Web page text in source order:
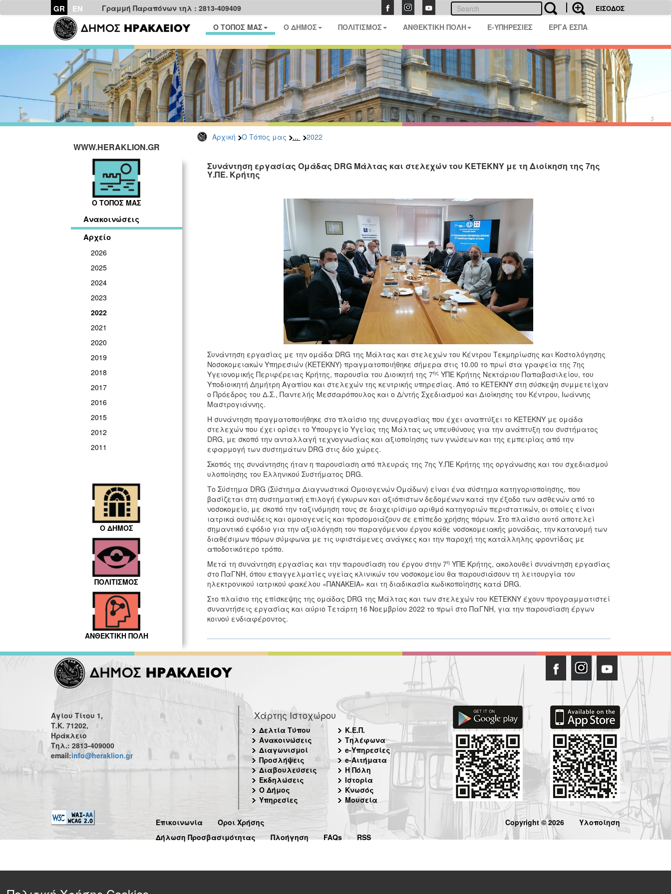
GR EN Γραμμή Παραπόνων τηλ : 2813-409409 ΕΙΣΟΔΟΣ
Ο ΤΟΠΟΣ ΜΑΣ Ο ΔΗΜΟΣ ΠΟΛΙΤΙΣΜΟΣ ΑΝΘΕΚΤΙΚΗ ΠΟΛΗ E-ΥΠΗΡΕΣΙΕΣ ΕΡΓΑ ΕΣΠΑ
Αρχική Ο Τόπος μας ... 2022
WWW.HERAKLION.GR
Ο ΤΟΠΟΣ ΜΑΣ
Ανακοινώσεις
Αρχείο
2026
2025
2024
2023
2022
2021
2020
2019
2018
2017
2016
2015
2012
2011
Ο ΔΗΜΟΣ
ΠΟΛΙΤΙΣΜΟΣ
ΑΝΘΕΚΤΙΚΗ ΠΟΛΗ
Συνάντηση εργασίας Ομάδας DRG Μάλτας και στελεχών του ΚΕΤΕΚΝΥ με τη Διοίκηση της 7ης
Υ.ΠΕ. Κρήτης
Συνάντηση εργασίας με την ομάδα DRG της Μάλτας και στελεχών του Κέντρου Τεκμηρίωσης και Κοστολόγησης
Νοσοκομειακών Υπηρεσιών (ΚΕΤΕΚΝΥ) πραγματοποιήθηκε σήμερα στις 10.00 το πρωί στα γραφεία της 7ης
Υγειονομικής Περιφέρειας Κρήτης, παρουσία του Διοικητή της 7ης ΥΠΕ Κρήτης Νεκτάριου Παπαβασιλείου, του
Υποδιοικητή Δημήτρη Αγαπίου και στελεχών της κεντρικής υπηρεσίας. Από το ΚΕΤΕΚΝΥ στη σύσκεψη συμμετείχαν
ο Πρόεδρος του Δ.Σ., Παντελής Μεσσαρόπουλος και ο Δ/ντής Σχεδιασμού και Διοίκησης του Κέντρου, Ιωάννης
Μαστρογιάννης.
Η συνάντηση πραγματοποιήθηκε στο πλαίσιο της συνεργασίας που έχει αναπτύξει το ΚΕΤΕΚΝΥ με ομάδα
στελεχών που έχει ορίσει το Υπουργείο Υγείας της Μάλτας ως υπευθύνους για την ανάπτυξη του συστήματος
DRG, με σκοπό την ανταλλαγή τεχνογνωσίας και αξιοποίησης των γνώσεων και της εμπειρίας από την
εφαρμογή των συστημάτων DRG στις δύο χώρες.
Σκοπός της συνάντησης ήταν η παρουσίαση από πλευράς της 7ης Υ.ΠΕ Κρήτης της οργάνωσης και του σχεδιασμού
υλοποίησης του Ελληνικού Συστήματος DRG.
Το Σύστημα DRG (Σύστημα Διαγνωστικά Ομοιογενών Ομάδων) είναι ένα σύστημα κατηγοριοποίησης, που
βασίζεται στη συστηματική επιλογή έγκυρων και αξιόπιστων δεδομένων κατά την έξοδο των ασθενών από το
νοσοκομείο, με σκοπό την ταξινόμηση τους σε διαχειρίσιμο αριθμό κατηγοριών περιστατικών, οι οποίες είναι
ιατρικά ουσιώδεις και ομοιογενείς και προσομοιάζουν σε επίπεδο χρήσης πόρων. Στο πλαίσιο αυτό αποτελεί
σημαντικό εφόδιο για την αξιολόγηση του παραγόμενου έργου κάθε νοσοκομειακής μονάδας, την κατανομή των
διαθέσιμων πόρων σύμφωνα με τις υφιστάμενες ανάγκες και την παροχή της κατάλληλης φροντίδας με
αποδοτικότερο τρόπο.
Μετά τη συνάντηση εργασίας και την παρουσίαση του έργου στην 7η ΥΠΕ Κρήτης, ακολουθεί συνάντηση εργασίας
στο ΠαΓΝΗ, όπου επαγγελματίες υγείας κλινικών του νοσοκομείου θα παρουσιάσουν τη λειτουργία του
ηλεκτρονικού ιατρικού φακέλου «ΠΑΝΑΚΕΙΑ» και τη διαδικασία κωδικοποίησης κατά DRG.
Στο πλαίσιο της επίσκεψης της ομάδας DRG της Μάλτας και των στελεχών του ΚΕΤΕΚΝΥ έχουν προγραμματιστεί
συναντήσεις εργασίας και αύριο Τετάρτη 16 Νοεμβρίου 2022 το πρωί στο ΠαΓΝΗ, για την παρουσίαση έργων
κοινού ενδιαφέροντος.
Αγίου Τίτου 1,
Τ.Κ. 71202,
Ηράκλειο
Τηλ.: 2813-409000
email:info@heraklion.gr
Χάρτης Ιστοχώρου
Δελτία Τύπου
Ανακοινώσεις
Διαγωνισμοί
Προσλήψεις
Διαβουλεύσεις
Εκδηλώσεις
Ο Δήμος
Υπηρεσίες
Κ.Ε.Π.
Τηλέφωνα
e-Υπηρεσίες
e-Αιτήματα
Η Πόλη
Ιστορία
Κνωσός
Μουσεία
Επικοινωνία
Όροι Χρήσης
Δήλωση Προσβασιμότητας
Πλοήγηση FAQs RSS
Copyright © 2026 Υλοποίηση